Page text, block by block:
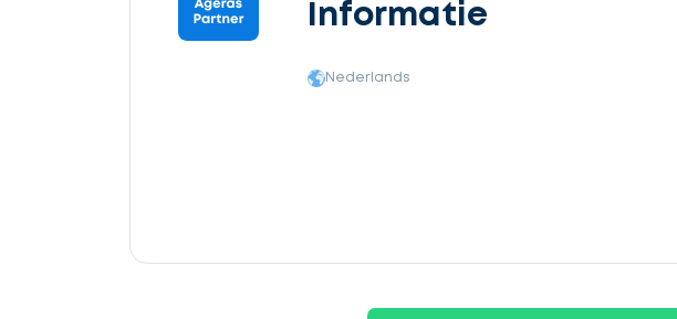
Informatie
Nederlands